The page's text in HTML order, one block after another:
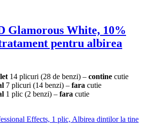
Glamorous White, 10%
pentru albirea
14 plicuri (28 de benzi) – contine cutie
7 plicuri (14 benzi) – fara cutie
1 plic (2 benzi) – fara cutie